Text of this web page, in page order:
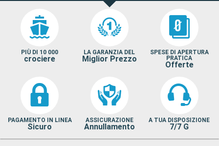
PIÙ DI 10 000
crociere
LA GARANZIA DEL
Miglior Prezzo
SPESE DI APERTURA
PRATICA
Offerte
PAGAMENTO IN LINEA
Sicuro
ASSICURAZIONE
Annullamento
A TUA DISPOSIZIONE
7/7 G